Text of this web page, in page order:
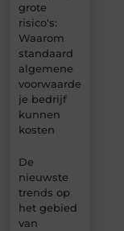
grote
risico's:
Waarom
standaard
algemene
voorwaarden
je bedrijf
kunnen
kosten
De
nieuwste
trends op
het gebied
van